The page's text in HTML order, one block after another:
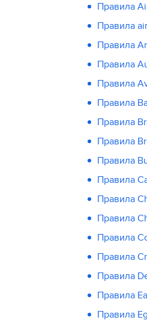
Правила
Правила
Правила
Правила
Правила
Правила
Правила
Правила
Правила
Правила
Правила
Правила
Правила
Правила
Правила
Правила
Правила